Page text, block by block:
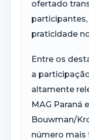
ofertado
praticidade
Entre os
a
altamente
MAG Paraná
Bouwman/
número mais